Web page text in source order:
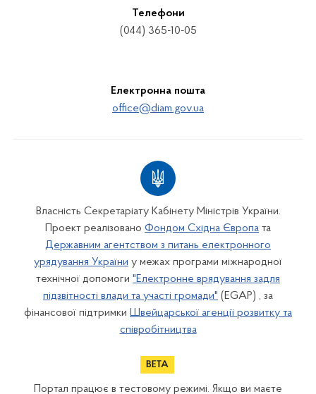
Телефони
(044) 365-10-05
Електронна пошта
office@diam.gov.ua
Власність Секретаріату Кабінету Міністрів України.
Проект реалізовано Фондом Східна Європа та
Державним агентством з питань електронного
урядування України у межах програми міжнародної
технічної допомоги "Електронне врядування задля
підзвітності влади та участі громади" (EGAP) , за
фінансової підтримки Швейцарської агенції розвитку та
співробітництва
Портал працює в тестовому режимі. Якщо ви маєте